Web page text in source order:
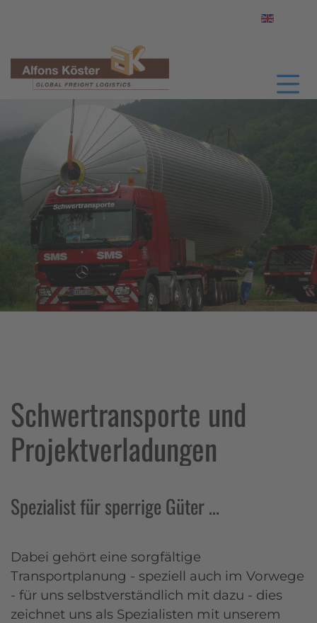
Sprache
Schwertransporte und
Projektverladungen
Spezialist für sperrige Güter …
Dabei gehört eine sorgfältige
Transportplanung - speziell auch im Vorwege
- für uns selbstverständlich mit dazu - dies
zeichnet uns als Spezialisten mit unserem